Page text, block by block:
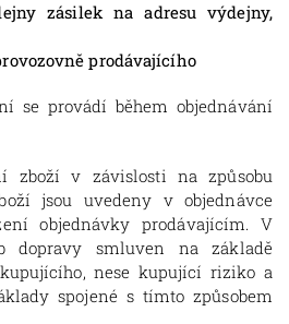
zásilek na adresu výdejny,
prodávajícího
se provádí během objednávání
zboží v závislosti na způsobu
jsou uvedeny v objednávce
objednávky prodávajícím. V
dopravy smluven na základě
nese kupující riziko a
spojené s tímto způsobem